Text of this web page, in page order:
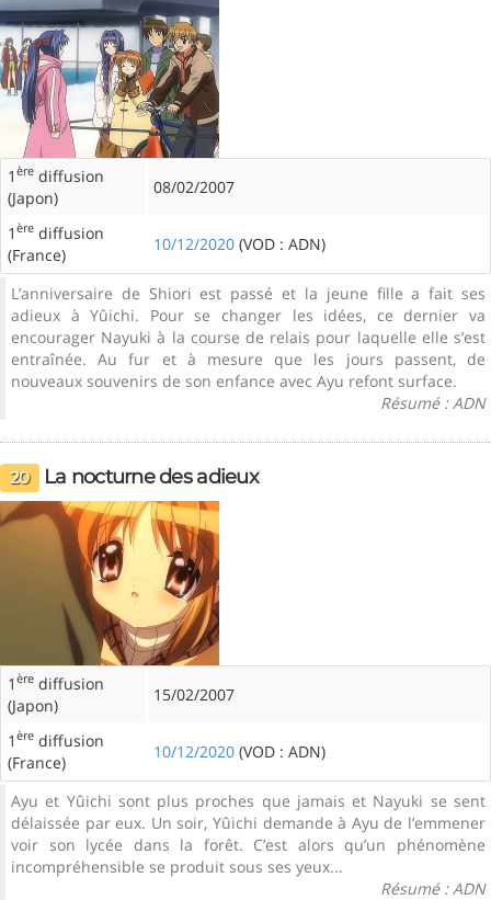
1 ère diffusion
(Japon)
08/02/2007
1 ère diffusion
(France)
10/12/2020 (VOD : ADN)
L’anniversaire de Shiori est passé et la jeune fille a fait ses
adieux à Yûichi. Pour se changer les idées, ce dernier va
encourager Nayuki à la course de relais pour laquelle elle s’est
entraînée. Au fur et à mesure que les jours passent, de
nouveaux souvenirs de son enfance avec Ayu refont surface.
Résumé : ADN
20 La nocturne des adieux
1 ère diffusion
(Japon)
15/02/2007
1 ère diffusion
(France)
10/12/2020 (VOD : ADN)
Ayu et Yûichi sont plus proches que jamais et Nayuki se sent
délaissée par eux. Un soir, Yûichi demande à Ayu de l’emmener
voir son lycée dans la forêt. C’est alors qu’un phénomène
incompréhensible se produit sous ses yeux...
Résumé : ADN